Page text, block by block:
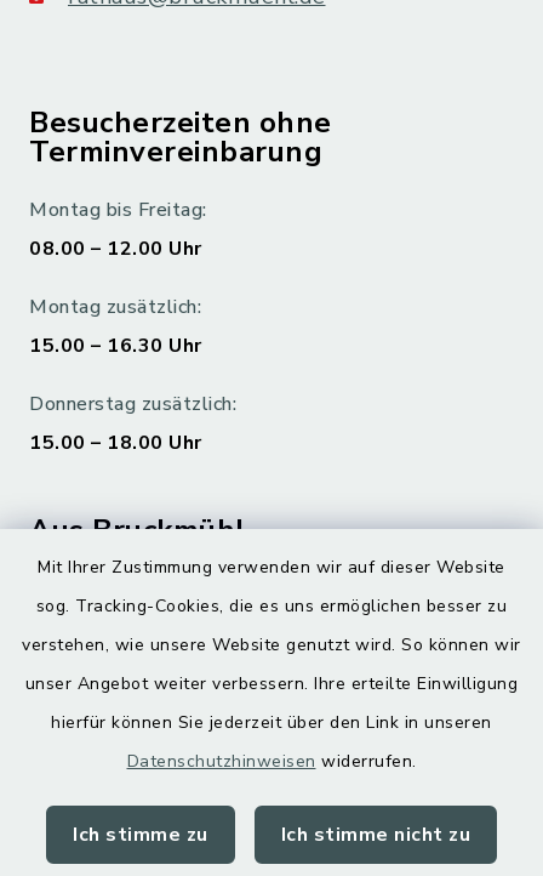
Mit Ihrer Zustimmung verwenden wir auf dieser Website
sog. Tracking-Cookies, die es uns ermöglichen besser zu
verstehen, wie unsere Website genutzt wird. So können wir
unser Angebot weiter verbessern. Ihre erteilte Einwilligung
hierfür können Sie jederzeit über den Link in unseren
Datenschutzhinweisen widerrufen.
Ich stimme zu Ich stimme nicht zu
Besucherzeiten ohne
Terminvereinbarung
Montag bis Freitag:
08.00 – 12.00 Uhr
Montag zusätzlich:
15.00 – 16.30 Uhr
Donnerstag zusätzlich:
15.00 – 18.00 Uhr
Aus Bruckmühl
Digitaler Ortsplan
Kontakt